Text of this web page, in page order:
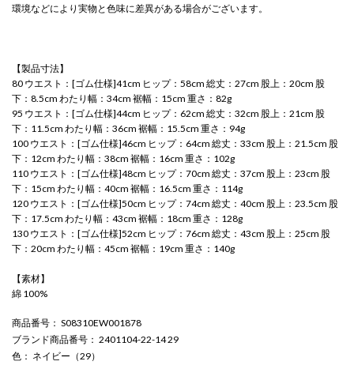
環境などにより実物と色味に差異がある場合がございます。
【製品寸法】
80 ウエスト：[ゴム仕様]41cm ヒップ：58cm 総丈：27cm 股上：20cm 股
下：8.5cm わたり幅：34cm 裾幅：15cm 重さ：82g
95 ウエスト：[ゴム仕様]44cm ヒップ：62cm 総丈：32cm 股上：21cm 股
下：11.5cm わたり幅：36cm 裾幅：15.5cm 重さ：94g
100 ウエスト：[ゴム仕様]46cm ヒップ：64cm 総丈：33cm 股上：21.5cm 股
下：12cm わたり幅：38cm 裾幅：16cm 重さ：102g
110 ウエスト：[ゴム仕様]48cm ヒップ：70cm 総丈：37cm 股上：23cm 股
下：15cm わたり幅：40cm 裾幅：16.5cm 重さ：114g
120 ウエスト：[ゴム仕様]50cm ヒップ：74cm 総丈：40cm 股上：23.5cm 股
下：17.5cm わたり幅：43cm 裾幅：18cm 重さ：128g
130 ウエスト：[ゴム仕様]52cm ヒップ：76cm 総丈：43cm 股上：25cm 股
下：20cm わたり幅：45cm 裾幅：19cm 重さ：140g
【素材】
綿 100%
商品番号 ： S08310EW001878
ブランド商品番号 ： 2401104-22-14 29
色 ： ネイビー（29）